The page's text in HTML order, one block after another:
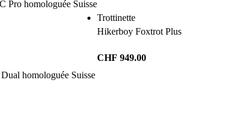
Trottinette
Hikerboy Foxtrot Plus
CHF 949.00